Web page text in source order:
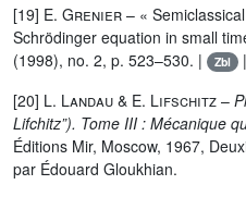
[19] E. Grenier – «
Schrödinger equation in small
(1998), no. 2, p. 523–530. |
Zbl |
[20] L. Landau & E. Lifschitz –
Lifchitz”). Tome III : Mécanique
Éditions Mir, Moscow, 1967,
par Édouard Gloukhian.